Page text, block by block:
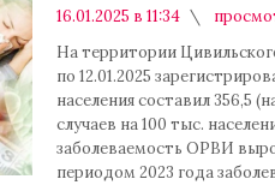
16.01.2025 в 11:34
На территории
по 12.01.2025
населения составил 356,5
случаев на 100 тыс.
заболеваемость ОРВИ
периодом 2023 года